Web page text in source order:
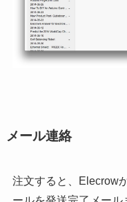
メール連絡
注文すると、Elecrow